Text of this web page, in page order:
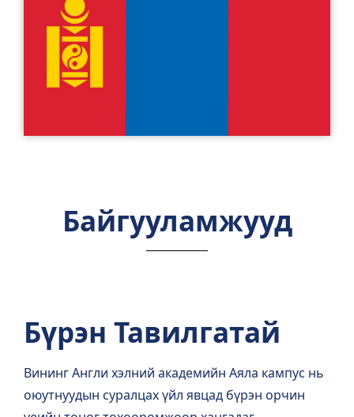
Байгууламжууд
Бүрэн Тавилгатай
Вининг Англи хэлний академийн Аяла кампус нь
оюутнуудын суралцах үйл явцад бүрэн орчин